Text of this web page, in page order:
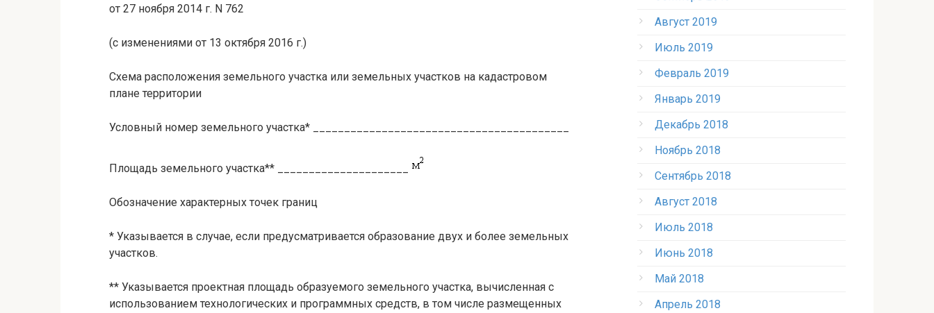
от 27 ноября 2014 г. N 762
(с изменениями от 13 октября 2016 г.)
Схема расположения земельного участка или земельных участков на кадастровом
плане территории
Условный номер земельного участка* _________________________________________
Площадь земельного участка** _____________________
Обозначение характерных точек границ
* Указывается в случае, если предусматривается образование двух и более земельных
участков.
** Указывается проектная площадь образуемого земельного участка, вычисленная с
использованием технологических и программных средств, в том числе размещенных
Август 2019
Июль 2019
Февраль 2019
Январь 2019
Декабрь 2018
Ноябрь 2018
Сентябрь 2018
Август 2018
Июль 2018
Июнь 2018
Май 2018
Апрель 2018